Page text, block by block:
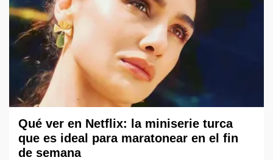
Qué ver en Netflix: la miniserie turca
que es ideal para maratonear en el fin
de semana